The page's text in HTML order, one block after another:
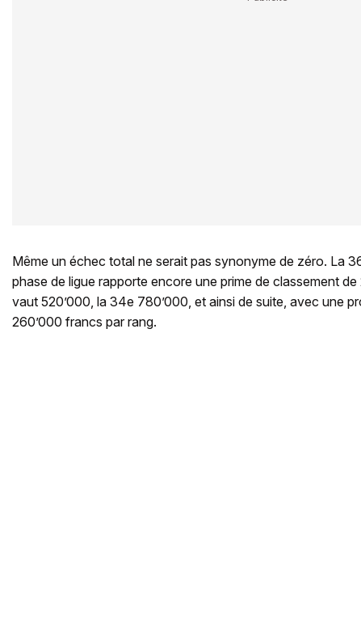
Même un échec total ne serait pas synonyme de zéro. La
phase de ligue rapporte encore une prime de classement
vaut 520’000, la 34e 780’000, et ainsi de suite, avec une
260’000 francs par rang.